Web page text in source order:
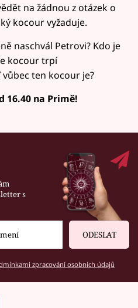
na žádnou z otázek o
kocour vyžaduje.
naschvál Petrovi? Kdo je
kocour trpí
ten kocour je?
16.40 na Primě!
s
ODESLAT
zpracování osobních údajů